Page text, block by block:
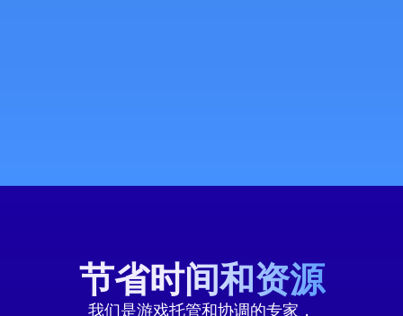
节省时间和资源
我们是游戏托管和协调的专家，